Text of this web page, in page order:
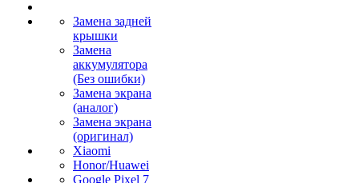
Замена задней
крышки
Замена
аккумулятора
(Без ошибки)
Замена экрана
(аналог)
Замена экрана
(оригинал)
Xiaomi
Honor/Huawei
Google Pixel 7